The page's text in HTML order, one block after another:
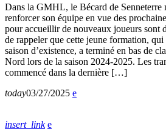
Dans la GMHL, le Bécard de Senneterre
renforcer son équipe en vue des
pour accueillir de nouveaux joueurs sont
de rappeler que cette jeune formation, qui
saison d’existence, a terminé en bas de
Nord lors de la saison 2024-2025. Les
commencé dans la dernière […]
today03/27/2025
insert_link